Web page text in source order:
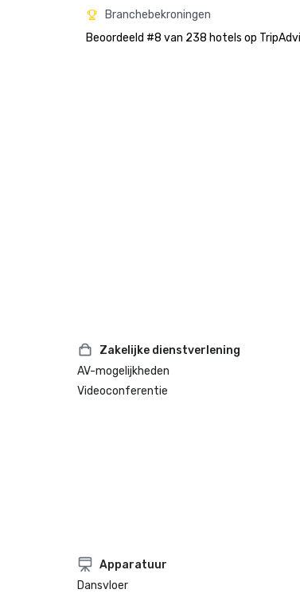
Branchebekroningen
Beoordeeld #8 van 238 hotels op
Zakelijke dienstverlening
AV-mogelijkheden
Videoconferentie
Apparatuur
Dansvloer